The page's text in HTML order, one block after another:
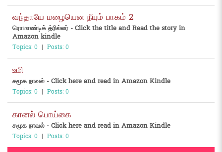
வந்தாயே மழையென நீயும் பாகம் 2
ரொமாண்டிக் த்ரில்லர் - Click the title and Read the story in
Amazon kindle
Topics: 0 | Posts: 0
உமி
சமூக நாவல் - Click here and read in Amazon Kindle
Topics: 0 | Posts: 0
கானல் பொய்கை
சமூக நாவல் - Click here and read in Amazon Kindle
Topics: 0 | Posts: 0